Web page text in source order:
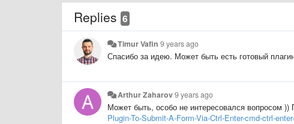
Replies 6
Timur Vafin 9 years ago
Спасибо за идею. Может быть есть готовый
Arthur Zaharov9 years ago
Может быть, особо не интересовался вопросом ))
Plugin-To-Submit-A-Form-Via-Ctrl-Enter-cmd-ctrl-